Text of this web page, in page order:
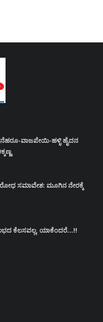
ನೆಹರೂ-ವಾಜಪೇಯಿ-ಹಳ್ಳಿ ಹೈದನ
ಸಮಾವೇಶ: ಮೂಗಿನ ನೇರಕ್ಕೆ
ಕೆಲಸವಲ್ಲ, ಯಾಕೆಂದರೆ...!!